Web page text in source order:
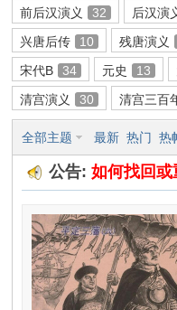
环
前后汉演义
32 后汉演
兴唐后传
10 残唐演义
宋代B
34 元史 13
清宫演义
30 清宫三百
全部主题 最新 热门 热
公告:如何找回或